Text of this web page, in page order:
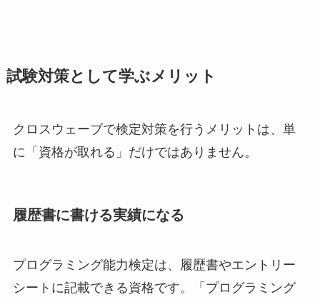
試験対策として学ぶメリット
クロスウェーブで検定対策を行うメリットは、単
に「資格が取れる」だけではありません。
履歴書に書ける実績になる
プログラミング能力検定は、履歴書やエントリー
シートに記載できる資格です。「プログラミング